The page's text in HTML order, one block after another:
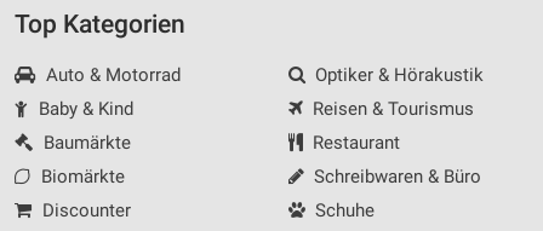
Top Kategorien
Auto & Motorrad
Baby & Kind
Baumärkte
Biomärkte
Discounter
Optiker & Hörakustik
Reisen & Tourismus
Restaurant
Schreibwaren & Büro
Schuhe